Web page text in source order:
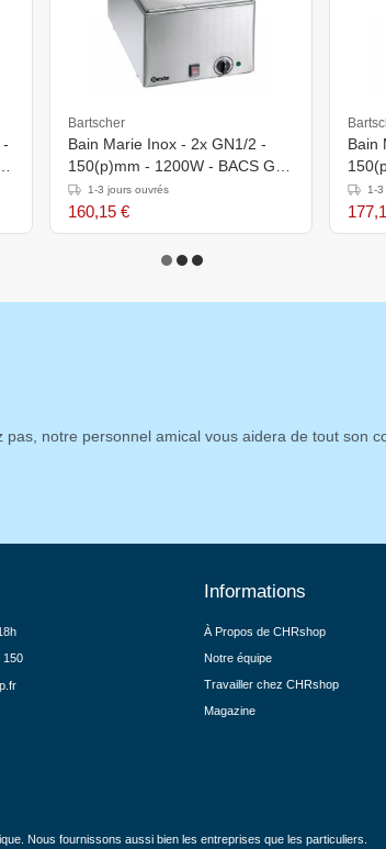
Bartscher
Bain Marie Inox - 2x GN1/2 -
150(p)mm - 1200W - BACS GN
et COUVERCLES INCLUS
1-3 jours ouvrés
160,15 €
Bain
et
1-
pas, notre personnel amical vous aidera de tout son
150
Informations
À Propos de CHRshop
Notre équipe
Travailler chez CHRshop
Magazine
Nous fournissons aussi bien les entreprises que les particuliers.